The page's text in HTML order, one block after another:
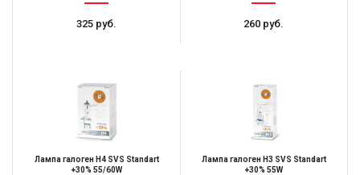
325 руб. 260 руб.
Лампа галоген H4 SVS Standart
+30% 55/60W
Лампа галоген H3 SVS Standart
+30% 55W